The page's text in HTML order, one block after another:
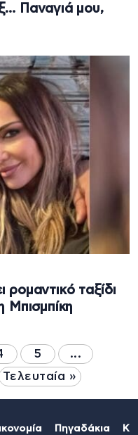
Παναγιά μου,
ταξίδι
Μπισμπίκη
5
...
Τελευταία »
Πηγαδάκια